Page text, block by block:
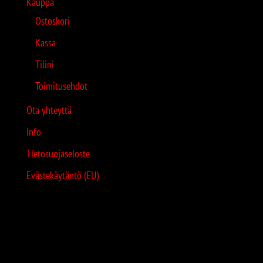
Ostoskori
Kassa
Tilini
Toimitusehdot
Ota yhteyttä
Info
Tietosuojaseloste
Evästekäytäntö (EU)